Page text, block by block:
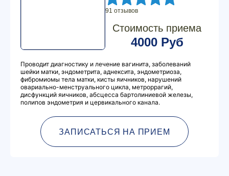
91 отзывов
Стоимость приема
4000 Руб
Проводит диагностику и лечение вагинита, заболеваний
шейки матки, эндометрита, аднексита, эндометриоза,
фибромиомы тела матки, кисты яичников, нарушений
овариально-менструального цикла, метроррагий,
дисфункций яичников, абсцесса бартолиниевой железы,
полипов эндометрия и цервикального канала.
ЗАПИСАТЬСЯ НА ПРИЕМ